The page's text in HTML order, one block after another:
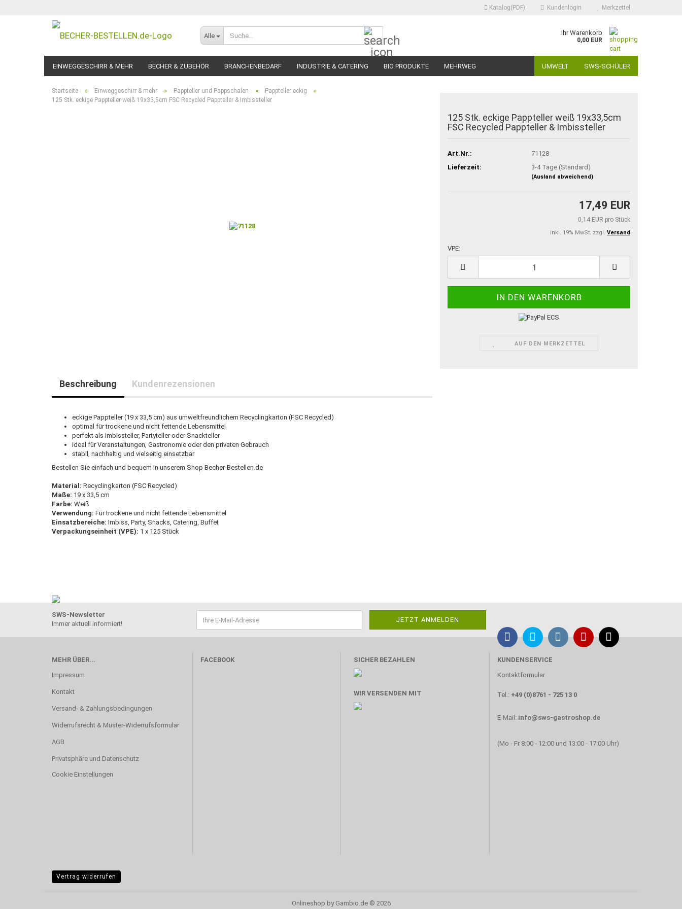
Katalog(PDF) Kundenlogin Merkzettel
Alle Ihr Warenkorb
0,00 EUR
EINWEGGESCHIRR & MEHR BECHER & ZUBEHÖR BRANCHENBEDARF INDUSTRIE & CATERING BIO PRODUKTE MEHRWEG UMWELT SWS-SCHÜLER
Startseite » Einweggeschirr & mehr » Pappteller und Pappschalen » Pappteller eckig »
125 Stk. eckige Pappteller weiß 19x33,5cm FSC Recycled Pappteller & Imbissteller
125 Stk. eckige Pappteller weiß 19x33,5cm
FSC Recycled Pappteller & Imbissteller
Art.Nr.:
71128
Lieferzeit:
3-4 Tage (Standard)
(Ausland abweichend)
17,49 EUR
0,14 EUR pro Stück
inkl. 19% MwSt. zzgl. Versand
VPE:
AUF DEN MERKZETTEL
Beschreibung Kundenrezensionen
eckige Pappteller (19 x 33,5 cm) aus umweltfreundlichem Recyclingkarton (FSC Recycled)
optimal für trockene und nicht fettende Lebensmittel
perfekt als Imbissteller, Partyteller oder Snackteller
ideal für Veranstaltungen, Gastronomie oder den privaten Gebrauch
stabil, nachhaltig und vielseitig einsetzbar
Bestellen Sie einfach und bequem in unserem Shop Becher-Bestellen.de
Material: Recyclingkarton (FSC Recycled)
Maße: 19 x 33,5 cm
Farbe: Weiß
Verwendung: Für trockene und nicht fettende Lebensmittel
Einsatzbereiche: Imbiss, Party, Snacks, Catering, Buffet
Verpackungseinheit (VPE): 1 x 125 Stück
SWS-Newsletter
Immer aktuell informiert!
MEHR ÜBER...
Impressum
Kontakt
Versand- & Zahlungsbedingungen
Widerrufsrecht & Muster-Widerrufsformular
AGB
Privatsphäre und Datenschutz
Cookie Einstellungen
FACEBOOK SICHER BEZAHLEN
WIR VERSENDEN MIT
KUNDENSERVICE
Kontaktformular
Tel.: +49 (0)8761 - 725 13 0
E-Mail: info@sws-gastroshop.de
(Mo - Fr 8:00 - 12:00 und 13:00 - 17:00 Uhr)
Vertrag widerrufen
Onlineshop by Gambio.de © 2026